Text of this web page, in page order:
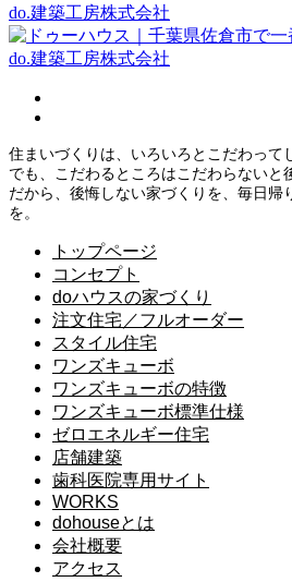
住まいづくりは、いろいろとこだわって
でも、こだわるところはこだわらないと
だから、後悔しない家づくりを、毎日帰
を。
トップページ
コンセプト
doハウスの家づくり
注文住宅／フルオーダー
スタイル住宅
ワンズキューボ
ワンズキューボの特徴
ワンズキューボ標準仕様
ゼロエネルギー住宅
店舗建築
歯科医院専用サイト
WORKS
dohouseとは
会社概要
アクセス